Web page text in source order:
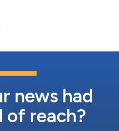
ce partenariat. Avec Los
a fait sortir le football du
news had
of reach?